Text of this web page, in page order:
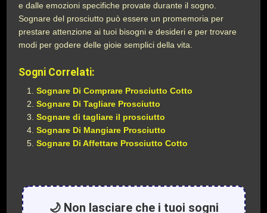
e dalle emozioni specifiche provate durante il sogno.
Sognare del prosciutto può essere un promemoria per
prestare attenzione ai tuoi bisogni e desideri e per trovare
modi per godere delle gioie semplici della vita.
Sogni Correlati:
Sognare Di Comprare Prosciutto Cotto
Sognare Di Tagliare Prosciutto
Sognare di tagliare il prosciutto
Sognare Di Mangiare Prosciutto
Sognare Di Affettare Prosciutto Cotto
🌙 Non lasciare che i tuoi sogni